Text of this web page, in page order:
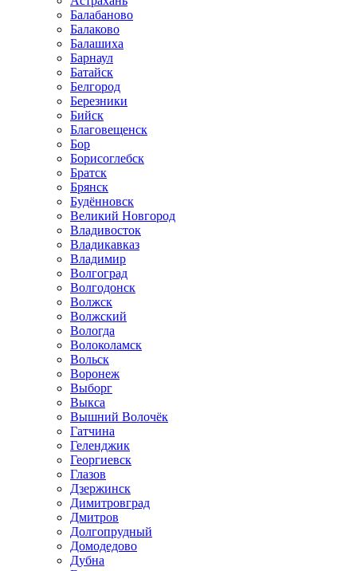
Балабаново
Балаково
Балашиха
Барнаул
Батайск
Белгород
Березники
Бийск
Благовещенск
Бор
Борисоглебск
Братск
Брянск
Будённовск
Великий Новгород
Владивосток
Владикавказ
Владимир
Волгоград
Волгодонск
Волжск
Волжский
Вологда
Волоколамск
Вольск
Воронеж
Выборг
Выкса
Вышний Волочёк
Гатчина
Геленджик
Георгиевск
Глазов
Дзержинск
Димитровград
Дмитров
Долгопрудный
Домодедово
Дубна